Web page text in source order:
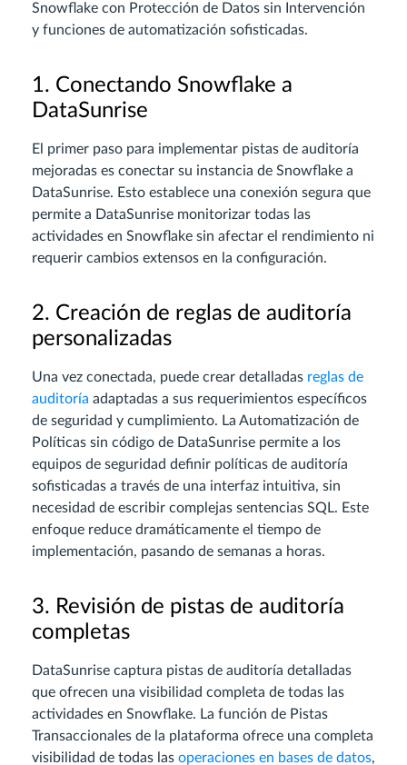
Snowflake con Protección de Datos sin Intervención
y funciones de automatización sofisticadas.
1. Conectando Snowflake a
DataSunrise
El primer paso para implementar pistas de auditoría
mejoradas es conectar su instancia de Snowflake a
DataSunrise. Esto establece una conexión segura que
permite a DataSunrise monitorizar todas las
actividades en Snowflake sin afectar el rendimiento ni
requerir cambios extensos en la configuración.
2. Creación de reglas de auditoría
personalizadas
Una vez conectada, puede crear detalladas reglas de
auditoría adaptadas a sus requerimientos específicos
de seguridad y cumplimiento. La Automatización de
Políticas sin código de DataSunrise permite a los
equipos de seguridad definir políticas de auditoría
sofisticadas a través de una interfaz intuitiva, sin
necesidad de escribir complejas sentencias SQL. Este
enfoque reduce dramáticamente el tiempo de
implementación, pasando de semanas a horas.
3. Revisión de pistas de auditoría
completas
DataSunrise captura pistas de auditoría detalladas
que ofrecen una visibilidad completa de todas las
actividades en Snowflake. La función de Pistas
Transaccionales de la plataforma ofrece una completa
visibilidad de todas las operaciones en bases de datos,